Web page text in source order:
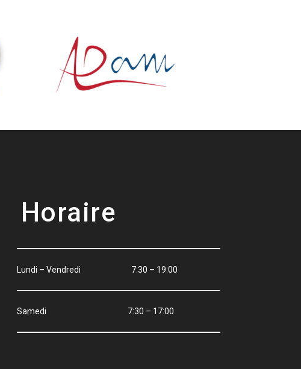
Horaire
Lundi – Vendredi 7:30 – 19:00
Samedi 7:30 – 17:00